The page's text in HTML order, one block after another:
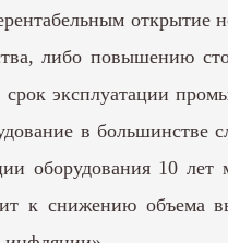
либо повышению
эксплуатации
в большинстве
оборудования 10
к снижению объема